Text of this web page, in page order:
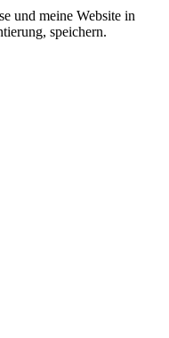
und meine Website in
speichern.